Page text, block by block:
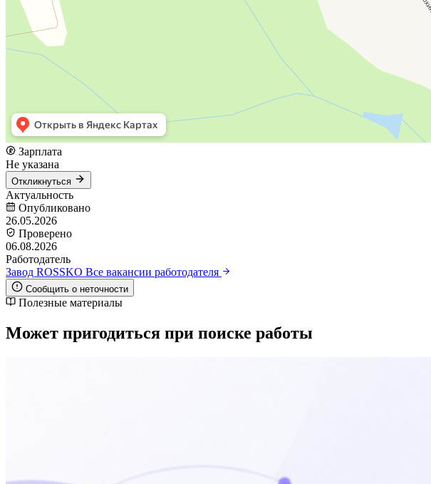
Зарплата
Не указана
Откликнуться
Актуальность
Опубликовано
26.05.2026
Проверено
06.08.2026
Работодатель
Завод ROSSKO Все вакансии работодателя
Сообщить о неточности
Полезные материалы
Может пригодиться при поиске работы